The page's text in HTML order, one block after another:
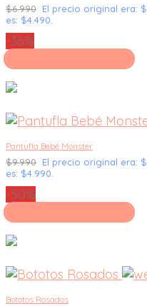
$6.990 El precio original era:
es: $4.490.
-36%
Seleccionar opciones
Pantufla Bebé Monster
$9.990 El precio original era:
es: $4.990.
-50%
Seleccionar opciones
Bototos Rosados